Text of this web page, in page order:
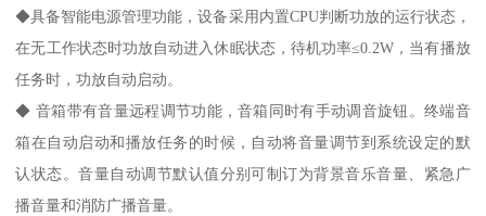
◆具备智能电源管理功能，设备采用内置CPU判断功放的运行状态，
在无工作状态时功放自动进入休眠状态，待机功率≤0.2W，当有播放
任务时，功放自动启动。
◆ 音箱带有音量远程调节功能，音箱同时有手动调音旋钮。终端音
箱在自动启动和播放任务的时候，自动将音量调节到系统设定的默
认状态。音量自动调节默认值分别可制订为背景音乐音量、紧急广
播音量和消防广播音量。